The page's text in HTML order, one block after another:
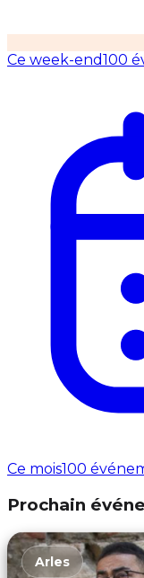
Ce week-end100
Ce mois100
Prochain
Arles